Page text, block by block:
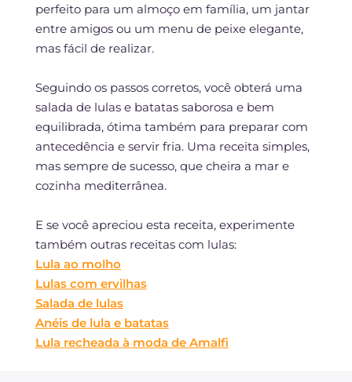
perfeito para um almoço em família, um jantar
entre amigos ou um menu de peixe elegante,
mas fácil de realizar.
Seguindo os passos corretos, você obterá uma
salada de lulas e batatas saborosa e bem
equilibrada, ótima também para preparar com
antecedência e servir fria. Uma receita simples,
mas sempre de sucesso, que cheira a mar e
cozinha mediterrânea.
E se você apreciou esta receita, experimente
também outras receitas com lulas:
Lula ao molho
Lulas com ervilhas
Salada de lulas
Anéis de lula e batatas
Lula recheada à moda de Amalfi